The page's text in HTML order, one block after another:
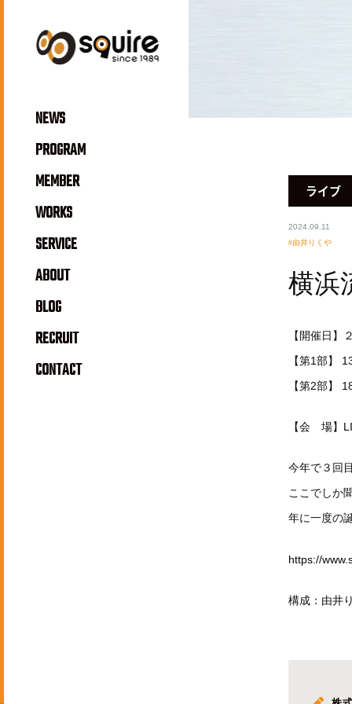
NEWS
PROGRAM
MEMBER
WORKS
SERVICE
ABOUT
BLOG
RECRUIT
CONTACT
ライブ
2024.09.11
由井りくや
横浜
【開催日】
【第1部】
【第2部】
【会 場】
今年で３回
ここでしか
年に一度の
https://
構成：由井